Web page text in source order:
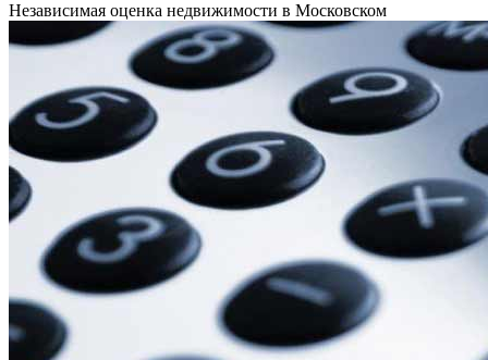
Независимая оценка недвижимости в Московском